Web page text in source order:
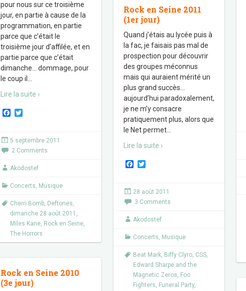
pour nous sur ce troisième
jour, en partie à cause de la
programmation, en partie
parce que c’était le
troisième jour d’affilée, et en
partie parce que c’était
dimanche… dommage, pour
le coup il
Lire la suite ›
F
e
b
o
k
t
e
5 septembre 2011
2 Comments
Akodostef
Concerts, Musique
Cherri Bomb, Deftones,
dimanche 28 août 2011 ,
Miles Kane, Rock en Seine,
The Horrors
Rock en Seine 2011
(1er jour)
Quand j’étais au lycée puis à
la fac, je faisais pas mal de
prospection pour découvrir
des groupes méconnus
mais qui auraient mérité un
plus grand succès…
aujourd’hui paradoxalement,
je ne m’y consacre
pratiquement plus, alors que
le Net permet
Lire la suite ›
F
e
b
o
k
t
e
28 août 2011
3 Comments
Akodostef
Concerts, Musique
Beat Mark, Biffy Clyro, CSS,
Edward Sharpe and the
Magnetic Zeros, Foo
Fighters, Funeral Party,
Rock en Seine 2010
(3e jour)